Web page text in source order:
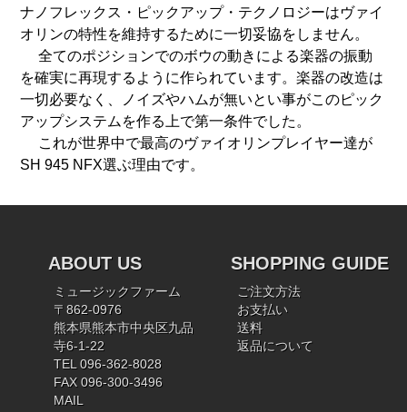
ナノフレックス・ピックアップ・テクノロジーはヴァイ
オリンの特性を維持するために一切妥協をしません。
全てのポジションでのボウの動きによる楽器の振動
を確実に再現するように作られています。楽器の改造は
一切必要なく、ノイズやハムが無いとい事がこのピック
アップシステムを作る上で第一条件でした。
これが世界中で最高のヴァイオリンプレイヤー達が
SH 945 NFX選ぶ理由です。
ABOUT US
ミュージックファーム
〒862-0976
熊本県熊本市中央区九品
寺6-1-22
TEL 096-362-8028
FAX 096-300-3496
MAIL
SHOPPING GUIDE
ご注文方法
お支払い
送料
返品について